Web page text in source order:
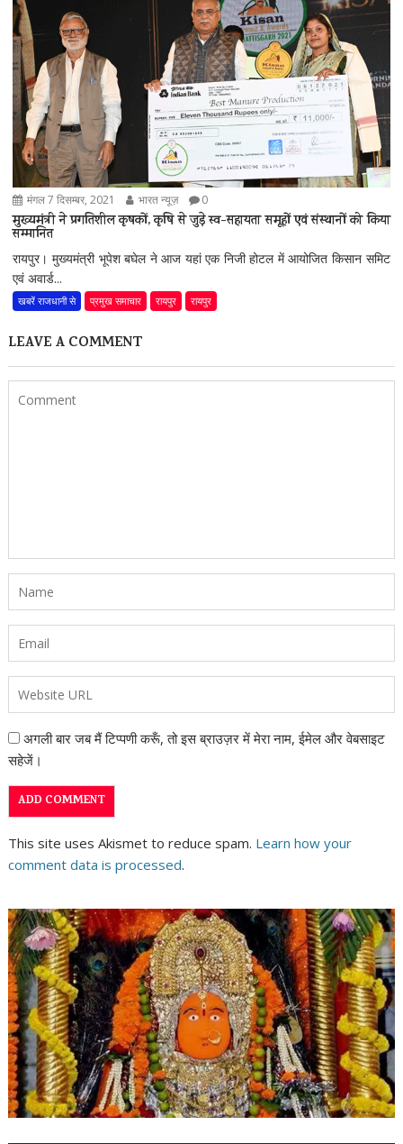
मंगल 7 दिसम्बर, 2021 भारत न्यूज़ 0
मुख्यमंत्री ने प्रगतिशील कृषकों, कृषि से जुड़े स्व-सहायता समूहों एवं संस्थानों को किया
सम्मानित
रायपुर। मुख्यमंत्री भूपेश बघेल ने आज यहां एक निजी होटल में आयोजित किसान समिट
एवं अवार्ड...
खबरें राजधानी से प्रमुख समाचार रायपुर रायपुर
LEAVE A COMMENT
अगली बार जब मैं टिप्पणी करूँ, तो इस ब्राउज़र में मेरा नाम, ईमेल और वेबसाइट
सहेजें।
This site uses Akismet to reduce spam. Learn how your
comment data is processed.